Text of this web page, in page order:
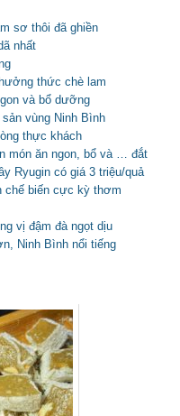
sơ thôi đã ghiền
nhất
thức chè lam
và bổ dưỡng
vùng Ninh Bình
thực khách
món ăn ngon, bổ và … đắt
Ryugin có giá 3 triệu/quả
chế biến cực kỳ thơm
vị đậm đà ngọt dịu
Ninh Bình nổi tiếng